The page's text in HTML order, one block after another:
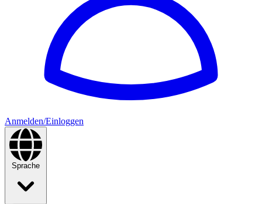
Anmelden/Einloggen
Sprache